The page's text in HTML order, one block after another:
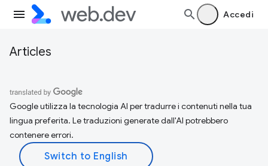
Accedi
Articles
Google utilizza la tecnologia AI per tradurre i contenuti nella tua
lingua preferita. Le traduzioni generate dall'AI potrebbero
contenere errori.